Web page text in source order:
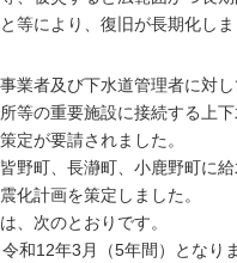
等により、復旧が長期化しま
業者及び下水道管理者に対
等の重要施設に接続する上
定が要請されました。
野町、長瀞町、小鹿野町に
化計画を策定しました。
、次のとおりです。
和12年3月（5年間）となりま